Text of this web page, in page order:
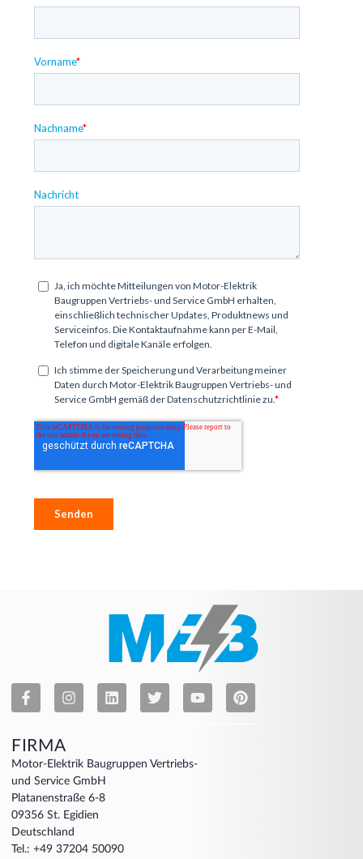
FIRMA
Motor-Elektrik Baugruppen Vertriebs-
und Service GmbH
Platanenstraße 6-8
09356 St. Egidien
Deutschland
Tel.: +49 37204 50090